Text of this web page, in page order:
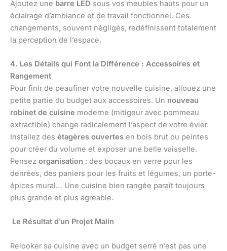
Ajoutez une barre LED sous vos meubles hauts pour un
éclairage d’ambiance et de travail fonctionnel. Ces
changements, souvent négligés, redéfinissent totalement
la perception de l’espace.
4. Les Détails qui Font la Différence : Accessoires et
Rangement
Pour finir de peaufiner votre nouvelle cuisine, allouez une
petite partie du budget aux accessoires. Un nouveau
robinet de cuisine moderne (mitigeur avec pommeau
extractible) change radicalement l’aspect de votre évier.
Installez des étagères ouvertes en bois brut ou peintes
pour créer du volume et exposer une belle vaisselle.
Pensez organisation : des bocaux en verre pour les
denrées, des paniers pour les fruits et légumes, un porte-
épices mural… Une cuisine bien rangée paraît toujours
plus grande et plus agréable.
Le Résultat d’un Projet Malin
Relooker sa cuisine avec un budget serré n’est pas une